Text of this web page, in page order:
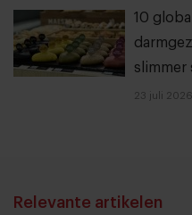
10
slimmer
23 juli 2026
Relevante artikelen